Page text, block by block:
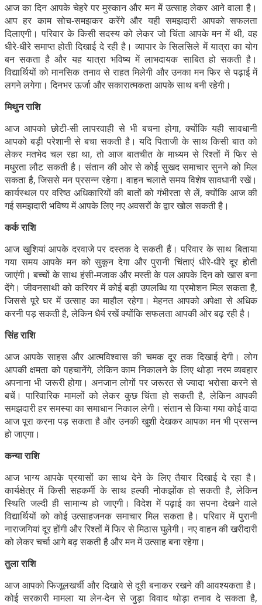
आज का दिन आपके चेहरे पर मुस्कान और मन में उत्साह लेकर आने वाला है।
आप हर काम सोच-समझकर करेंगे और यही समझदारी आपको सफलता
दिलाएगी। परिवार के किसी सदस्य को लेकर जो चिंता आपके मन में थी, वह
धीरे-धीरे समाप्त होती दिखाई दे रही है। व्यापार के सिलसिले में यात्रा का योग
बन सकता है और यह यात्रा भविष्य में लाभदायक साबित हो सकती है।
विद्यार्थियों को मानसिक तनाव से राहत मिलेगी और उनका मन फिर से पढ़ाई में
लगने लगेगा। दिनभर ऊर्जा और सकारात्मकता आपके साथ बनी रहेगी।
मिथुन राशि
आज आपको छोटी-सी लापरवाही से भी बचना होगा, क्योंकि यही सावधानी
आपको बड़ी परेशानी से बचा सकती है। यदि पिताजी के साथ किसी बात को
लेकर मतभेद चल रहा था, तो आज बातचीत के माध्यम से रिश्तों में फिर से
मधुरता लौट सकती है। संतान की ओर से कोई सुखद समाचार सुनने को मिल
सकता है, जिससे मन प्रसन्न रहेगा। वाहन चलाते समय विशेष सावधानी रखें।
कार्यस्थल पर वरिष्ठ अधिकारियों की बातों को गंभीरता से लें, क्योंकि आज की
गई समझदारी भविष्य में आपके लिए नए अवसरों के द्वार खोल सकती है।
कर्क राशि
आज खुशियां आपके दरवाजे पर दस्तक दे सकती हैं। परिवार के साथ बिताया
गया समय आपके मन को सुकून देगा और पुरानी चिंताएं धीरे-धीरे दूर होती
जाएंगी। बच्चों के साथ हंसी-मजाक और मस्ती के पल आपके दिन को खास बना
देंगे। जीवनसाथी को करियर में कोई बड़ी उपलब्धि या प्रमोशन मिल सकता है,
जिससे पूरे घर में उत्साह का माहौल रहेगा। मेहनत आपको अपेक्षा से अधिक
करनी पड़ सकती है, लेकिन धैर्य रखें क्योंकि सफलता आपकी ओर बढ़ रही है।
सिंह राशि
आज आपके साहस और आत्मविश्वास की चमक दूर तक दिखाई देगी। लोग
आपकी क्षमता को पहचानेंगे, लेकिन काम निकालने के लिए थोड़ा नरम व्यवहार
अपनाना भी जरूरी होगा। अनजान लोगों पर जरूरत से ज्यादा भरोसा करने से
बचें। पारिवारिक मामलों को लेकर कुछ चिंता हो सकती है, लेकिन आपकी
समझदारी हर समस्या का समाधान निकाल लेगी। संतान से किया गया कोई वादा
आज पूरा करना पड़ सकता है और उनकी खुशी देखकर आपका मन भी प्रसन्न
हो जाएगा।
कन्या राशि
आज भाग्य आपके प्रयासों का साथ देने के लिए तैयार दिखाई दे रहा है।
कार्यक्षेत्र में किसी सहकर्मी के साथ हल्की नोकझोंक हो सकती है, लेकिन
स्थिति जल्दी ही सामान्य हो जाएगी। विदेश में पढ़ाई का सपना देखने वाले
विद्यार्थियों को कोई उत्साहजनक समाचार मिल सकता है। परिवार में पुरानी
नाराजगियां दूर होंगी और रिश्तों में फिर से मिठास घुलेगी। नए वाहन की खरीदारी
को लेकर चर्चा आगे बढ़ सकती है और मन में उत्साह बना रहेगा।
तुला राशि
आज आपको फिजूलखर्ची और दिखावे से दूरी बनाकर रखने की आवश्यकता है।
कोई सरकारी मामला या लेन-देन से जुड़ा विवाद थोड़ा तनाव दे सकता है,